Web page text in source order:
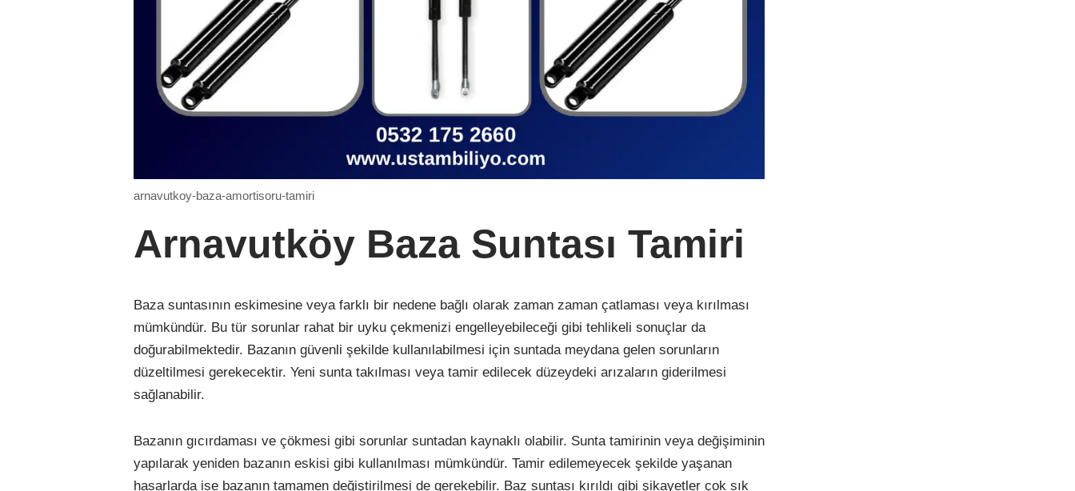
arnavutkoy-baza-amortisoru-tamiri
Arnavutköy Baza Suntası Tamiri
Baza suntasının eskimesine veya farklı bir nedene bağlı olarak zaman zaman çatlaması veya kırılması
mümkündür. Bu tür sorunlar rahat bir uyku çekmenizi engelleyebileceği gibi tehlikeli sonuçlar da
doğurabilmektedir. Bazanın güvenli şekilde kullanılabilmesi için suntada meydana gelen sorunların
düzeltilmesi gerekecektir. Yeni sunta takılması veya tamir edilecek düzeydeki arızaların giderilmesi
sağlanabilir.
Bazanın gıcırdaması ve çökmesi gibi sorunlar suntadan kaynaklı olabilir. Sunta tamirinin veya değişiminin
yapılarak yeniden bazanın eskisi gibi kullanılması mümkündür. Tamir edilemeyecek şekilde yaşanan
hasarlarda ise bazanın tamamen değiştirilmesi de gerekebilir. Baz suntası kırıldı gibi şikayetler çok sık